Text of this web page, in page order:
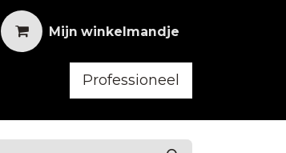
Mijn winkelmandje
Horeca Kleding
Professioneel